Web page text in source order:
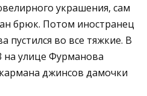
украшения, сам
брюк. Потом иностранец
пустился во все тяжкие. В
на улице Фурманова
джинсов дамочки